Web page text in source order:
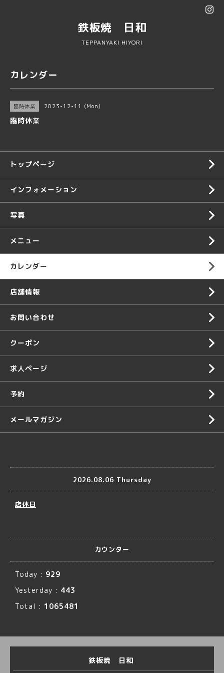
鉄板焼 日和
TEPPANYAKI HIYORI
カレンダー
臨時休業 2023-12-11 (Mon)
臨時休業
トップページ
インフォメーション
写真
メニュー
カレンダー
店舗情報
お問い合わせ
クーポン
求人ページ
予約
メールマガジン
2026.08.06 Thursday
店休日
カウンター
Today : 929
Yesterday : 443
Total : 1065481
鉄板焼 日和